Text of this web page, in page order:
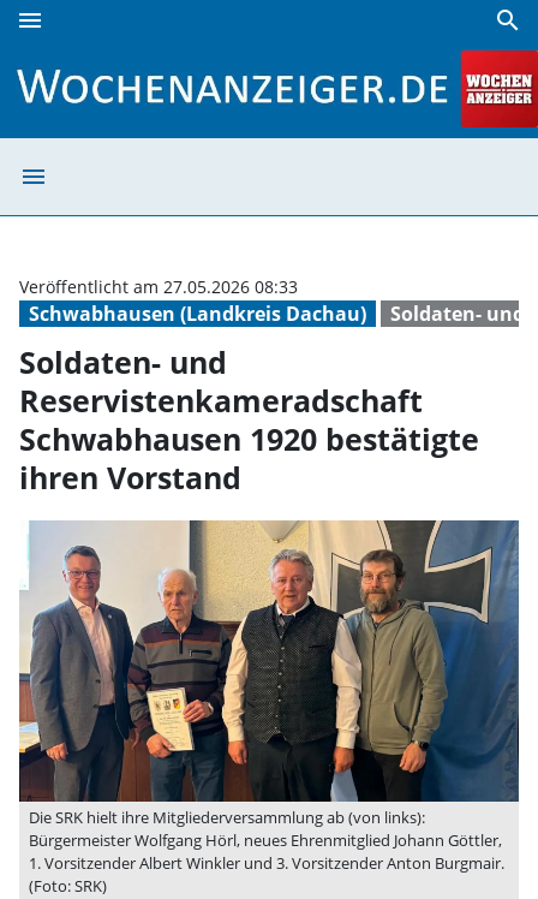
menu search
menu
Schwabhausen (Landkreis Dachau) Soldaten- und
Veröffentlicht am 27.05.2026 08:33
Soldaten- und
Reservistenkameradschaft
Schwabhausen 1920 bestätigte
ihren Vorstand
Die SRK hielt ihre Mitgliederversammlung ab (von links):
Bürgermeister Wolfgang Hörl, neues Ehrenmitglied Johann Göttler,
1. Vorsitzender Albert Winkler und 3. Vorsitzender Anton Burgmair.
(Foto: SRK)